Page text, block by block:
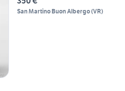
San Martino Buon Albergo(VR)